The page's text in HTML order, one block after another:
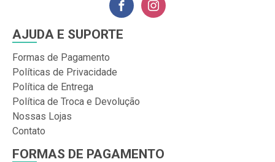
AJUDA E SUPORTE
Formas de Pagamento
Políticas de Privacidade
Política de Entrega
Política de Troca e Devolução
Nossas Lojas
Contato
FORMAS DE PAGAMENTO